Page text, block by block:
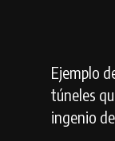
Ejemplo
túneles
ingenio